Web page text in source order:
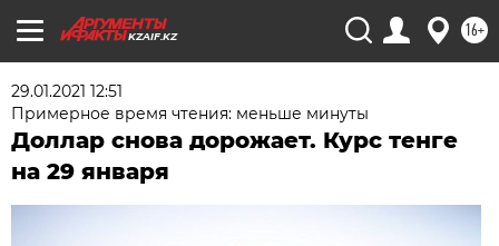
KZAIF.KZ 16+
29.01.2021 12:51
Примерное время чтения: меньше минуты
Доллар снова дорожает. Курс тенге
на 29 января